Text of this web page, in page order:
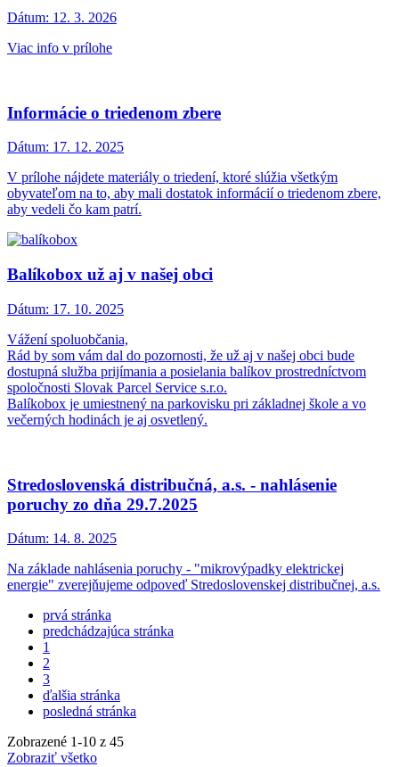
Dátum: 12. 3. 2026
Viac info v prílohe
Informácie o triedenom zbere
Dátum: 17. 12. 2025
V prílohe nájdete materiály o triedení, ktoré slúžia všetkým
obyvateľom na to, aby mali dostatok informácií o triedenom zbere,
aby vedeli čo kam patrí.
Balíkobox už aj v našej obci
Dátum: 17. 10. 2025
Vážení spoluobčania,
Rád by som vám dal do pozornosti, že už aj v našej obci bude
dostupná služba prijímania a posielania balíkov prostredníctvom
spoločnosti Slovak Parcel Service s.r.o.
Balíkobox je umiestnený na parkovisku pri základnej škole a vo
večerných hodinách je aj osvetlený.
Stredoslovenská distribučná, a.s. - nahlásenie
poruchy zo dňa 29.7.2025
Dátum: 14. 8. 2025
Na základe nahlásenia poruchy - "mikrovýpadky elektrickej
energie" zverejňujeme odpoveď Stredoslovenskej distribučnej, a.s.
prvá stránka
predchádzajúca stránka
1
2
3
ďalšia stránka
posledná stránka
Zobrazené 1-10 z 45
Zobraziť všetko